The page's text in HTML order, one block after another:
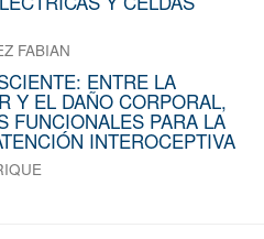
FABIAN
ENTRE LA
Y EL DAÑO CORPORAL,
FUNCIONALES PARA LA
INTEROCEPTIVA